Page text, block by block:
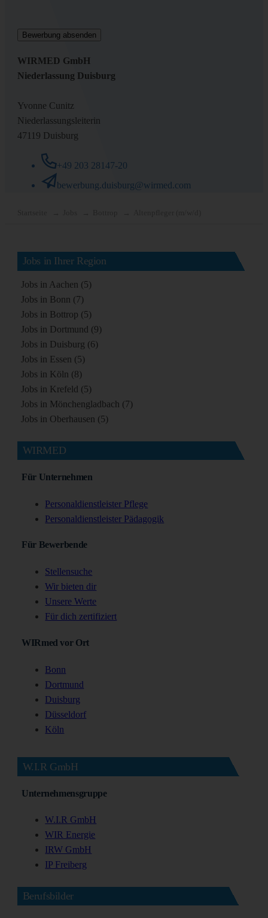
WIRMED GmbH
Niederlassung Duisburg
Yvonne Cunitz
Niederlassungsleiterin
47119 Duisburg
+49 203 28147-20
bewerbung.duisburg@wirmed.com
Jobs in Ihrer Region
Jobs in Aachen (5)
Jobs in Bonn (7)
Jobs in Bottrop (5)
Jobs in Dortmund (9)
Jobs in Duisburg (6)
Jobs in Essen (5)
Jobs in Köln (8)
Jobs in Krefeld (5)
Jobs in Mönchengladbach (7)
Jobs in Oberhausen (5)
WIRMED
Für Unternehmen
Personaldienstleister Pflege
Personaldienstleister Pädagogik
Für Bewerbende
Stellensuche
Wir bieten dir
Unsere Werte
Für dich zertifiziert
WIRmed vor Ort
Bonn
Dortmund
Duisburg
Düsseldorf
Köln
W.I.R GmbH
Unternehmensgruppe
W.I.R GmbH
WIR Energie
IRW GmbH
IP Freiberg
Berufsbilder